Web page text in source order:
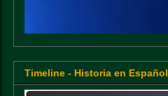
Timeline - Historia en Español